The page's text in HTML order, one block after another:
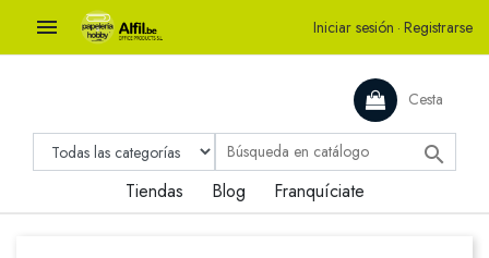
 Iniciar sesión · Registrarse
Cesta

Tiendas Blog Franquíciate